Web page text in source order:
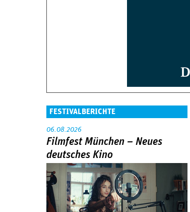
FESTIVALBERICHTE
06.08.2026
Filmfest München – Neues
deutsches Kino